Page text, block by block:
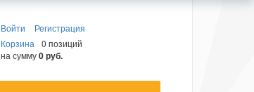
Войти
Регистрация
Корзина
0 позиций
на сумму0 руб.